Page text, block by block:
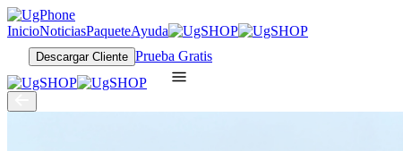
InicioNoticiasPaqueteAyuda
Descargar Cliente Prueba Gratis